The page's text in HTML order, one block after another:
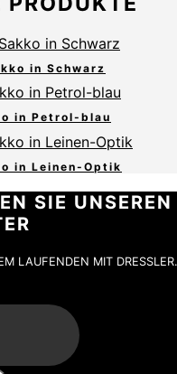
in Schwarz
in Petrol-blau
in Leinen-Optik
SIE UNSEREN
LAUFENDEN MIT DRESSLER.